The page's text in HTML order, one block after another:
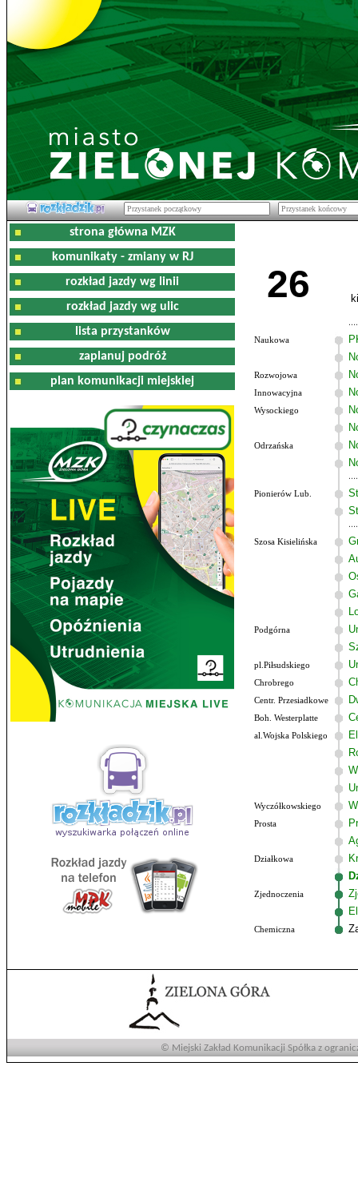
strona główna MZK
komunikaty - zmiany w RJ
rozkład jazdy wg linii
rozkład jazdy wg ulic
lista przystanków
zaplanuj podróż
plan komunikacji miejskiej
26
Naukowa
Rozwojowa
Innowacyjna
Wysockiego
Odrzańska
Pionierów Lub.
Szosa Kisielińska
Podgórna
pl.Piłsudskiego
Chrobrego
Centr. Przesiadkowe
Boh. Westerplatte
al.Wojska Polskiego
Wyczółkowskiego
Prosta
Działkowa
Zjednoczenia
Chemiczna
© Miejski Zakład Komunikacji Spółka z